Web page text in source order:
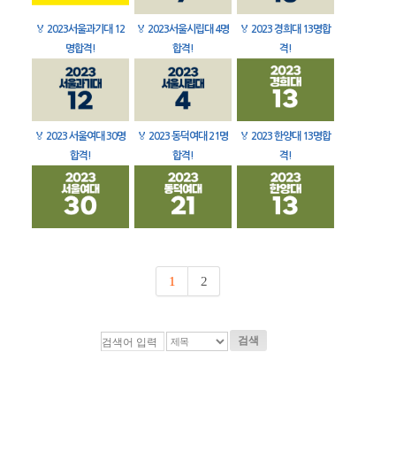
🏅 2023서울과기대 12
명합격!
🏅 2023서울시립대 4명
합격!
🏅 2023 경희대 13명합
격!
🏅 2023 서울여대 30명
합격!
🏅 2023 동덕여대 21명
합격!
🏅 2023 한양대 13명합
격!
1 2
검색